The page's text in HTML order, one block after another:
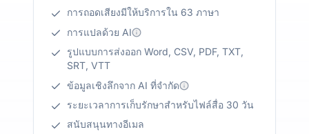
การถอดเสียงมีให้บริการใน 63 ภาษา
การแปลด้วย AI
รูปแบบการส่งออก Word, CSV, PDF, TXT,
SRT, VTT
ข้อมูลเชิงลึกจาก AI ที่จำกัด
ระยะเวลาการเก็บรักษาสำหรับไฟล์สื่อ 30 วัน
สนับสนุนทางอีเมล